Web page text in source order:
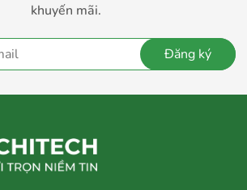
khuyến mãi.
Đăng ký